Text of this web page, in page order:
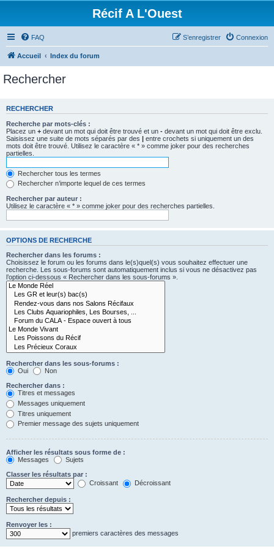
Récif A L'Ouest
FAQ Connexion
S’enregistrer
Accueil Index du forum
Rechercher
RECHERCHER
Recherche par mots-clés :
Placez un + devant un mot qui doit être trouvé et un - devant un mot qui doit être exclu.
Saisissez une suite de mots séparés par des | entre crochets si uniquement un des
mots doit être trouvé. Utilisez le caractère « * » comme joker pour des recherches
partielles.
Rechercher tous les termes
Rechercher n’importe lequel de ces termes
Rechercher par auteur :
Utilisez le caractère « * » comme joker pour des recherches partielles.
OPTIONS DE RECHERCHE
Rechercher dans les forums :
Choisissez le forum ou les forums dans le(s)quel(s) vous souhaitez effectuer une
recherche. Les sous-forums sont automatiquement inclus si vous ne désactivez pas
l’option ci-dessous « Rechercher dans les sous-forums ».
Rechercher dans les sous-forums :
Oui
Non
Rechercher dans :
Titres et messages
Messages uniquement
Titres uniquement
Premier message des sujets uniquement
Afficher les résultats sous forme de :
Messages
Sujets
Classer les résultats par :
Croissant
Décroissant
Rechercher depuis :
Renvoyer les :
premiers caractères des messages